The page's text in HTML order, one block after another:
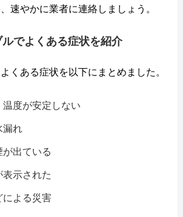
速やかに業者に連絡しましょう。
でよくある症状を紹介
くある症状を以下にまとめました。
度が安定しない
漏れ
出ている
示された
による災害